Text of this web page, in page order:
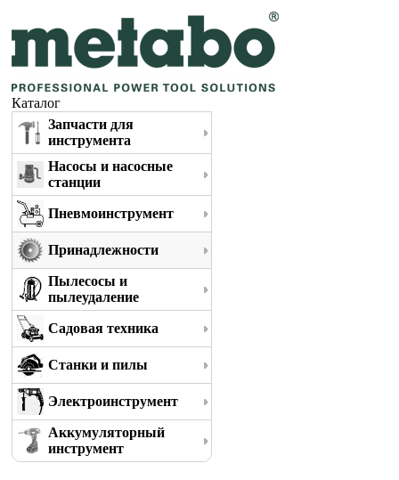
Каталог
Запчасти для
инструмента
Насосы и насосные
станции
Пневмоинструмент
Принадлежности
Пылесосы и
пылеудаление
Садовая техника
Станки и пилы
Электроинструмент
Аккумуляторный
инструмент